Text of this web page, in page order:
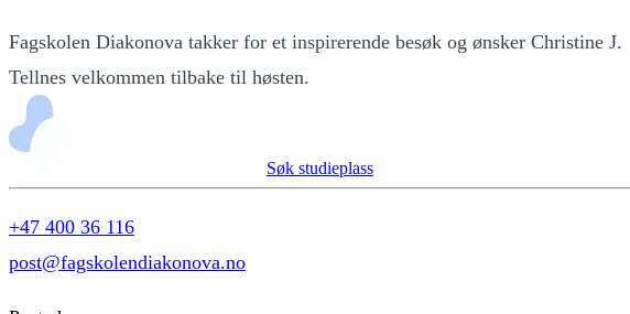
Fagskolen Diakonova takker for et inspirerende besøk og ønsker Christine J.
Tellnes velkommen tilbake til høsten.
Søk studieplass
+47 400 36 116
post@fagskolendiakonova.no